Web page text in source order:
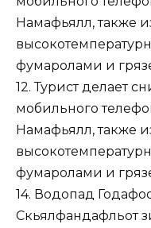
Намафьялл, также
фумаролами и
12. Турист делает
мобильного
Намафьялл, также
фумаролами и
14. Водопад
Скьялфандафльот